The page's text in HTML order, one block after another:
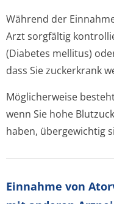
Während der
Arzt sorgfältig
(Diabetes mellitus)
dass Sie zuckerkrank
Möglicherweise
wenn Sie hohe
haben, übergewichtig
Einnahme von